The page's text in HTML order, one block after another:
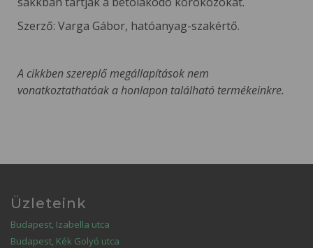
Szerző: Varga Gábor, hatóanyag-szakértő.
A cikkben szereplő megállapítások nem
vonatkoztathatóak a honlapon található termékeinkre.
Üzleteink
Budapest, Izabella utca
Budapest, Kék Golyó utca